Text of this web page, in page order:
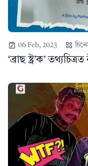
06 Feb, 2023
‘ব্ৰাছ ষ্ট্ৰ’ক’